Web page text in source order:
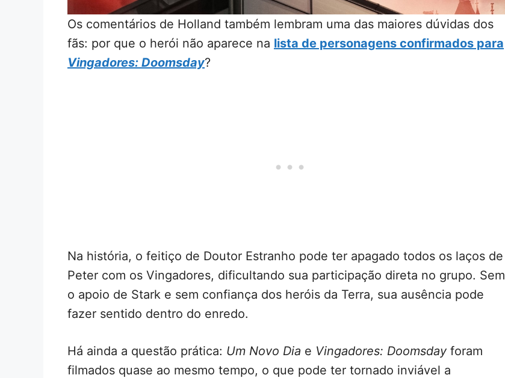
Os comentários de Holland também lembram uma das maiores dúvidas dos
fãs: por que o herói não aparece na lista de personagens confirmados para
Vingadores: Doomsday?
Na história, o feitiço de Doutor Estranho pode ter apagado todos os laços de
Peter com os Vingadores, dificultando sua participação direta no grupo. Sem
o apoio de Stark e sem confiança dos heróis da Terra, sua ausência pode
fazer sentido dentro do enredo.
Há ainda a questão prática: Um Novo Dia e Vingadores: Doomsdayforam
filmados quase ao mesmo tempo, o que pode ter tornado inviável a